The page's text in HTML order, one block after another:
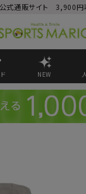
公式通販サイト 3,900円
NEW